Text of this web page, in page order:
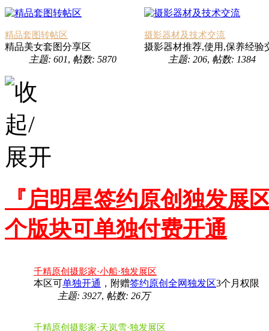
精品套图转帖区
精品美女套图分享区
主题: 601, 帖数: 5870
摄影器材及技术交流
摄影器材推荐,使用,保养经验
主题: 206, 帖数: 1384
『启明星签约原创独发展
个版块可单独付费开通
千精原创摄影家·小船·独发展区
本区可单独开通 ，附赠签约原创全网独发区3个月权限
主题: 3927, 帖数: 26万
千精原创摄影家·天岚雪·独发展区